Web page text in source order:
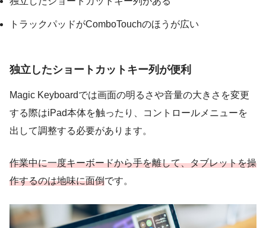
トラックパッドがComboTouchのほうが広い
独立したショートカットキー列が便利
Magic Keyboardでは画面の明るさや音量の大きさを変更
する際はiPad本体を触ったり、コントロールメニューを
出して調整する必要があります。
作業中に一度キーボードから手を離して、タブレットを操
作するのは地味に面倒です。